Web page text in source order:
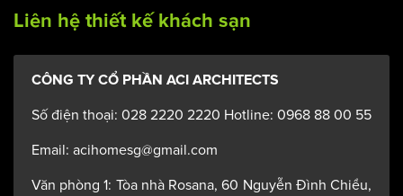
Liên hệ thiết kế khách sạn
CÔNG TY CỔ PHẦN ACI ARCHITECTS
Số điện thoại: 028 2220 2220 Hotline: 0968 88 00 55
Email: acihomesg@gmail.com
Văn phòng 1: Tòa nhà Rosana, 60 Nguyễn Đình Chiểu,